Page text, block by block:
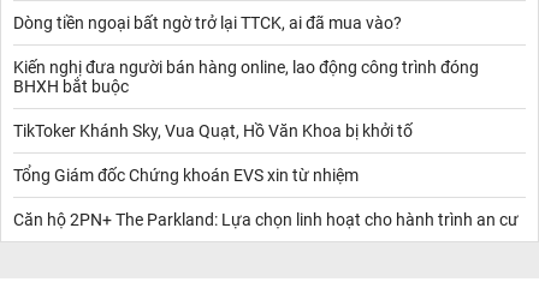
Dòng tiền ngoại bất ngờ trở lại TTCK, ai đã mua vào?
Kiến nghị đưa người bán hàng online, lao động công trình đóng
BHXH bắt buộc
TikToker Khánh Sky, Vua Quạt, Hồ Văn Khoa bị khởi tố
Tổng Giám đốc Chứng khoán EVS xin từ nhiệm
Căn hộ 2PN+ The Parkland: Lựa chọn linh hoạt cho hành trình an cư